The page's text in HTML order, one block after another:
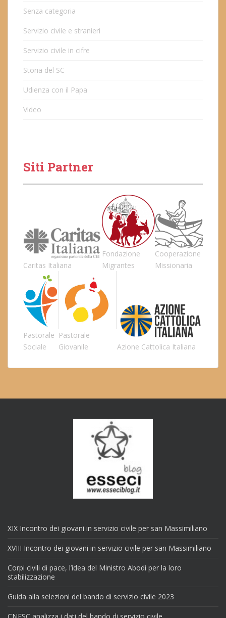
Senza categoria
Servizio civile e stranieri
Servizio civile in cifre
Storia del SC
Udienza con il Papa
Video
Siti Partner
Caritas Italiana
Fondazione
Migrantes
Cooperazione
Missionaria
Pastorale
Sociale
Pastorale
Giovanile
Azione Cattolica Italiana
XIX Incontro dei giovani in servizio civile per san Massimiliano
XVIII Incontro dei giovani in servizio civile per san Massimiliano
Corpi civili di pace, l’idea del Ministro Abodi per la loro
stabilizzazione
Guida alla selezioni del bando di servizio civile 2023